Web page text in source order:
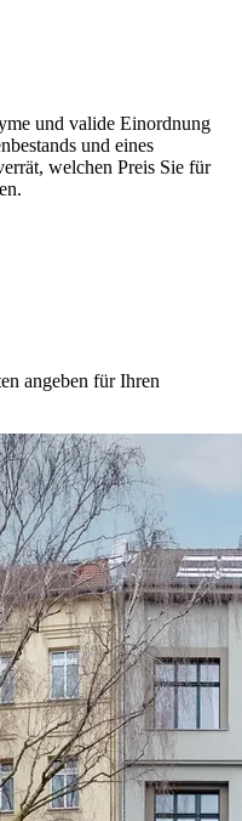
und valide Einordnung
und eines
welchen Preis Sie für
angeben für Ihren